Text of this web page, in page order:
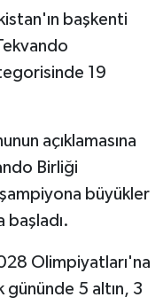
başkenti
19
açıklamasına
Birliği
büyükler
başladı.
Olimpiyatları'na
5 altın, 3